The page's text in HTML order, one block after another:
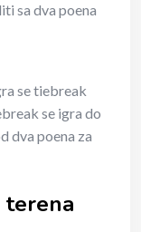
sa dva poena
se tiebreak
se igra do
dva poena za
terena